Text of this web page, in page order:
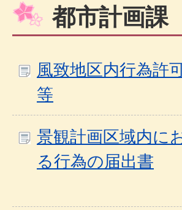
都市計画課
風致地区内行為許
等
景観計画区域内に
る行為の届出書